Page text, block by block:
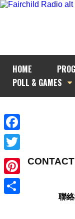
HOME
POLL & GAMES
Facebook
Twitter
Pinterest
聯